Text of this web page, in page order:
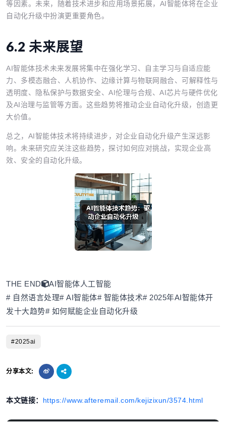
等因素。未来，随着技术进步和应用场景拓展，AI智能体将在企业
自动化升级中扮演更重要角色。
6.2 未来展望
AI智能体技术未来发展将集中在强化学习、自主学习与自适应能
力、多模态融合、人机协作、边缘计算与物联网融合、可解释性与
透明度、隐私保护与数据安全、AI伦理与合规、AI芯片与硬件优化
及AI治理与监管等方面。这些趋势将推动企业自动化升级，创造更
大价值。
总之，AI智能体技术将持续进步，对企业自动化升级产生深远影
响。未来研究应关注这些趋势，探讨如何应对挑战，实现企业高
效、安全的自动化升级。
THE END AI智能体人工智能
# 自然语言处理# AI智能体# 智能体技术# 2025年AI智能体开
发十大趋势# 如何赋能企业自动化升级
#2025ai
分享本文:
本文链接： https://www.afteremail.com/kejizixun/3574.html